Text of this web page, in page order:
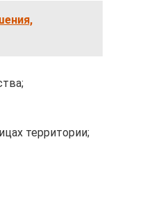
территории;